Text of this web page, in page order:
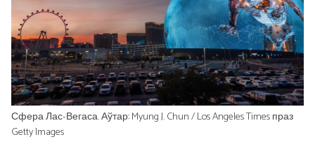
Сфера Лас-Вегаса. Аўтар: Myung J. Chun / Los Angeles Times праз
Getty Images